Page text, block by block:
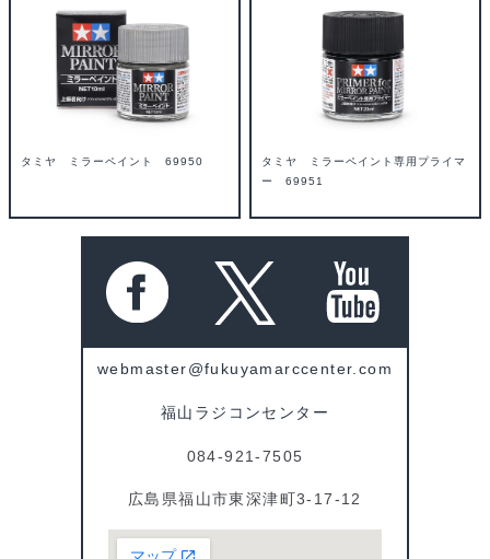
タミヤ ミラーペイント 69950
タミヤ ミラーペイント専用プライマ
ー 69951
webmaster@fukuyamarccenter.com
福山ラジコンセンター
084-921-7505
広島県福山市東深津町3-17-12